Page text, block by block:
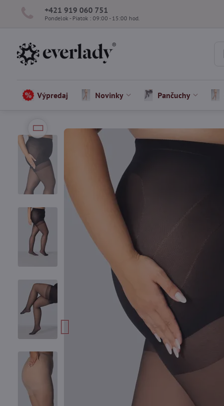
+421 919 060 751
Pondelok - Piatok : 09:00 - 15:00 hod.
Výpredaj Novinky Pančuchy